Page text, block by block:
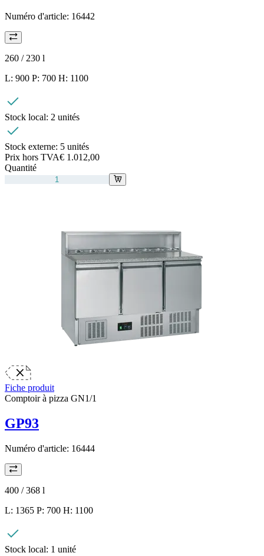
Numéro d'article: 16442
260 / 230 l
L: 900 P: 700 H: 1100
Stock local: 2 unités
Stock externe: 5 unités
Prix hors TVA€ 1.012,00
Quantité
Fiche produit
Comptoir à pizza GN1/1
GP93
Numéro d'article: 16444
400 / 368 l
L: 1365 P: 700 H: 1100
Stock local: 1 unité